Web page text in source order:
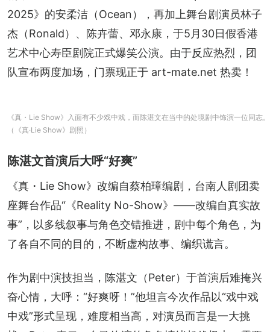
2025》的安柔洁（Ocean），再加上舞台剧演员林子
杰（Ronald）、陈卉蕾、邓永康，于5月30日假香港
艺术中心寿臣剧院正式爆笑公演。由于反应热烈，团
队宣布两度加场，门票现正于 art-mate.net 热卖！
《真・Lie Show》入面有不少戏中戏，而陈湛文在当中的处境剧中饰演一位同志。
（《真‧Lie Show》剧照）
陈湛文首演后大呼“好爽”
《真・Lie Show》改编自蔡柏璋编剧，台南人剧团卖
座舞台作品“《Reality No-Show》——改编自真实故
事”，以多线叙事与角色交错推进，剧中每个角色，为
了各自不同的目的，不断虚构故事、编织谎言。
作为剧中演技担当，陈湛文（Peter）于首演后难掩兴
奋心情，大呼：“好爽呀！”他坦言今次作品以“戏中戏
中戏”形式呈现，难度相当高，对演员而言是一大挑